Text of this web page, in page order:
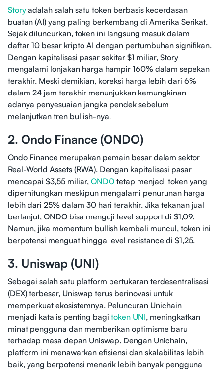
Story adalah salah satu token berbasis kecerdasan
buatan (AI) yang paling berkembang di Amerika Serikat.
Sejak diluncurkan, token ini langsung masuk dalam
daftar 10 besar kripto AI dengan pertumbuhan signifikan.
Dengan kapitalisasi pasar sekitar $1 miliar, Story
mengalami lonjakan harga hampir 160% dalam sepekan
terakhir. Meski demikian, koreksi harga lebih dari 6%
dalam 24 jam terakhir menunjukkan kemungkinan
adanya penyesuaian jangka pendek sebelum
melanjutkan tren bullish-nya.
2. Ondo Finance (ONDO)
Ondo Finance merupakan pemain besar dalam sektor
Real-World Assets (RWA). Dengan kapitalisasi pasar
mencapai $3,55 miliar, ONDO tetap menjadi token yang
diperhitungkan meskipun mengalami penurunan harga
lebih dari 25% dalam 30 hari terakhir. Jika tekanan jual
berlanjut, ONDO bisa menguji level support di $1,09.
Namun, jika momentum bullish kembali muncul, token ini
berpotensi menguat hingga level resistance di $1,25.
3. Uniswap (UNI)
Sebagai salah satu platform pertukaran terdesentralisasi
(DEX) terbesar, Uniswap terus berinovasi untuk
memperkuat ekosistemnya. Peluncuran Unichain
menjadi katalis penting bagi token UNI, meningkatkan
minat pengguna dan memberikan optimisme baru
terhadap masa depan Uniswap. Dengan Unichain,
platform ini menawarkan efisiensi dan skalabilitas lebih
baik, yang berpotensi menarik lebih banyak pengguna